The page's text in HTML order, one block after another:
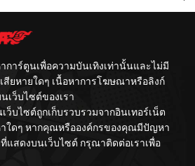
การ์ตูนเพื่อความบันเทิงเท่านั้นและไม่มี
ยหายใดๆ เนื้อหาการโฆษณาหรือลิงก์
ว็บไซต์ของเรา
บไซต์ถูกเก็บรวบรวมจากอินเทอร์เน็ต
าใดๆ หากคุณหรือองค์กรของคุณมีปัญหา
แสดงบนเว็บไซต์ กรุณาติดต่อเราเพื่อ